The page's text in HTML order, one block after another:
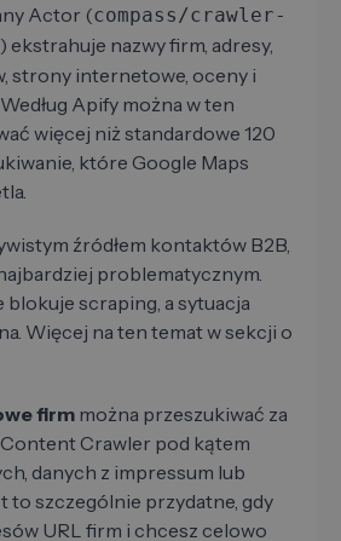
Actor (compass/crawler-
) ekstrahuje nazwy firm, adresy,
strony internetowe, oceny i
Apify można w ten
więcej niż standardowe 120
które Google Maps
źródłem kontaktów B2B,
problematycznym.
scraping, a sytuacja
Więcej na ten temat w sekcji o
firm można przeszukiwać za
Crawler pod kątem
danych z impressum lub
to szczególnie przydatne, gdy
URL firm i chcesz celowo